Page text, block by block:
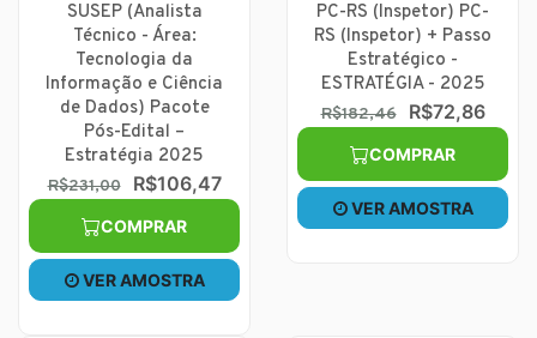
SUSEP (Analista
Técnico - Área:
Tecnologia da
Informação e Ciência
de Dados) Pacote
Pós-Edital –
Estratégia 2025
R$231,00 R$106,47
COMPRAR
VER AMOSTRA
PC-RS (Inspetor) PC-
RS (Inspetor) + Passo
Estratégico -
ESTRATÉGIA - 2025
R$182,46 R$72,86
COMPRAR
VER AMOSTRA